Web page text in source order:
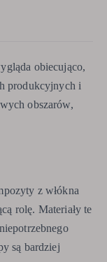
obiecująco,
produkcyjnych i
obszarów,
z włókna
rolę. Materiały te
są bardziej